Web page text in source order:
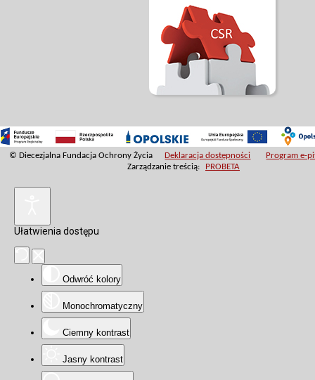
© Diecezjalna Fundacja Ochrony Życia Deklaracja dostępności
Program e-
Zarządzanie treścią:
PROBETA
Ułatwienia dostępu
Odwróć kolory
Monochromatyczny
Ciemny kontrast
Jasny kontrast